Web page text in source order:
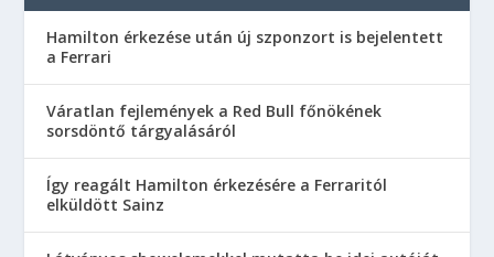
Hamilton érkezése után új szponzort is bejelentett
a Ferrari
Váratlan fejlemények a Red Bull főnökének
sorsdöntő tárgyalásáról
Így reagált Hamilton érkezésére a Ferraritól
elküldött Sainz